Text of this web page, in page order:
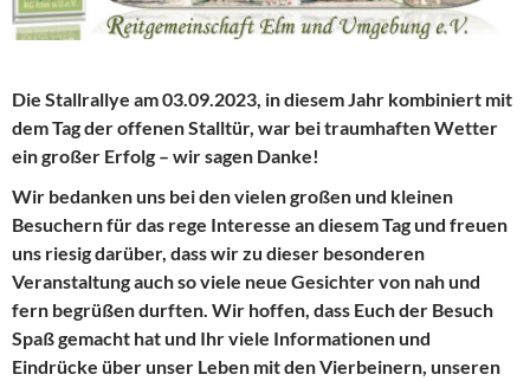
Die Stallrallye am 03.09.2023, in diesem Jahr kombiniert mit
dem Tag der offenen Stalltür, war bei traumhaften Wetter
ein großer Erfolg – wir sagen Danke!
Wir bedanken uns bei den vielen großen und kleinen
Besuchern für das rege Interesse an diesem Tag und freuen
uns riesig darüber, dass wir zu dieser besonderen
Veranstaltung auch so viele neue Gesichter von nah und
fern begrüßen durften. Wir hoffen, dass Euch der Besuch
Spaß gemacht hat und Ihr viele Informationen und
Eindrücke über unser Leben mit den Vierbeinern, unseren